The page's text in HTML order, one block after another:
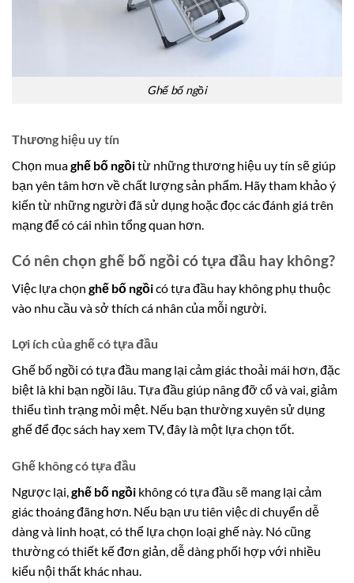
Ghế bố ngồi
Thương hiệu uy tín
Chọn muaghế bố ngồitừ những thương hiệu uy tín sẽ giúp
bạn yên tâm hơn về chất lượng sản phẩm. Hãy tham khảo ý
kiến từ những người đã sử dụng hoặc đọc các đánh giá trên
mạng để có cái nhìn tổng quan hơn.
Có nên chọn ghế bố ngồi có tựa đầu hay không?
Việc lựa chọn ghế bố ngồicó tựa đầu hay không phụ thuộc
vào nhu cầu và sở thích cá nhân của mỗi người.
Lợi ích của ghế có tựa đầu
Ghế bố ngồi có tựa đầu mang lại cảm giác thoải mái hơn, đặc
biệt là khi bạn ngồi lâu. Tựa đầu giúp nâng đỡ cổ và vai, giảm
thiểu tình trạng mỏi mệt. Nếu bạn thường xuyên sử dụng
ghế để đọc sách hay xem TV, đây là một lựa chọn tốt.
Ghế không có tựa đầu
Ngược lại,ghế bố ngồi không có tựa đầu sẽ mang lại cảm
giác thoáng đãng hơn. Nếu bạn ưu tiên việc di chuyển dễ
dàng và linh hoạt, có thể lựa chọn loại ghế này. Nó cũng
thường có thiết kế đơn giản, dễ dàng phối hợp với nhiều
kiểu nội thất khác nhau.